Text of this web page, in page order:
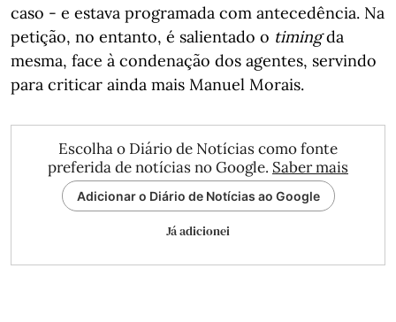
caso - e estava programada com antecedência. Na
petição, no entanto, é salientado o timingda
mesma, face à condenação dos agentes, servindo
para criticar ainda mais Manuel Morais.
Escolha o Diário de Notícias como fonte
preferida de notícias no Google. Saber mais
Adicionar o Diário de Notícias ao Google
Já adicionei